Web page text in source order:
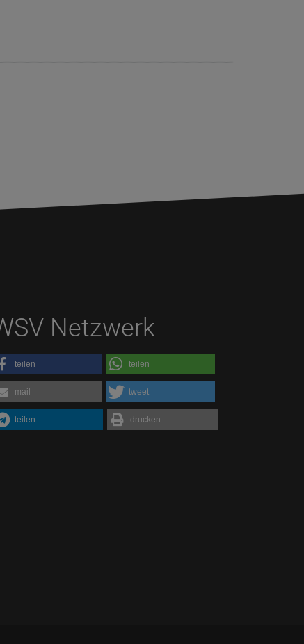
Netzwerk
teilen teilen
mail tweet
teilen drucken